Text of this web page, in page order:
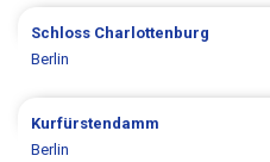
Schloss Charlottenburg
Berlin
Kurfürstendamm
Berlin